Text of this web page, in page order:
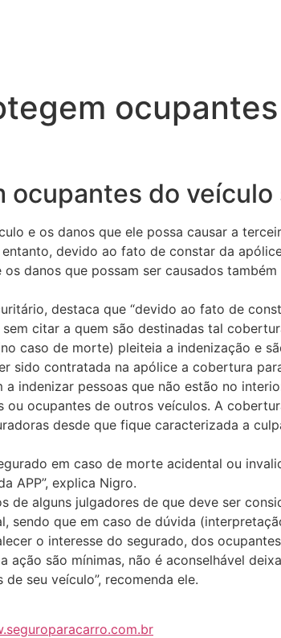
ocupantes do
e os danos que ele possa causar a
devido ao fato de constar da
danos que possam ser causados
destaca que “devido ao fato de
citar a quem são destinadas tal
caso de morte) pleiteia a indenização e
contratada na apólice a cobertura
indenizar pessoas que não estão no
ocupantes de outros veículos. A
desde que fique caracterizada a
em caso de morte acidental ou
APP”, explica Nigro.
de alguns julgadores de que deve ser
sendo que em caso de dúvida
o interesse do segurado, dos
ação são mínimas, não é aconselhável
seu veículo”, recomenda ele.